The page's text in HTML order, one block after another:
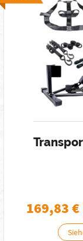
169,83 €